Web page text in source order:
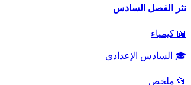
نثر الفصل السادس
📖 كيمياء
🎓 السادس الإعدادي
📂 ملخص